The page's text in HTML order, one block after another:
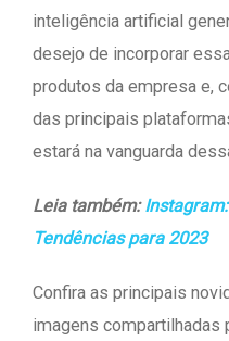
inteligência artificial
desejo de incorporar
produtos da empresa e,
das principais
estará na vanguarda
Leia também:
Tendências para 2023
Confira as principais
imagens compartilhadas